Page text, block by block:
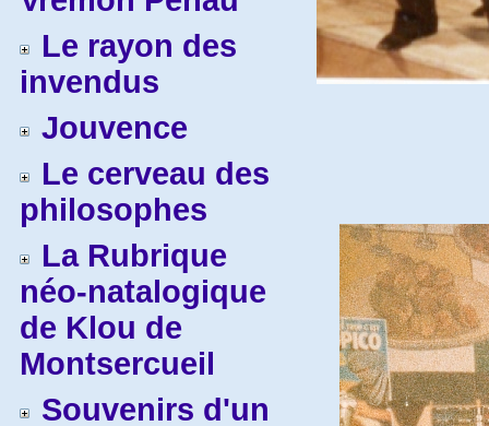
Le rayon des
invendus
Jouvence
Le cerveau des
philosophes
La Rubrique
néo-natalogique
de Klou de
Montsercueil
Souvenirs d'un